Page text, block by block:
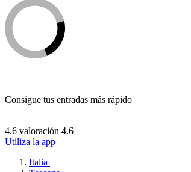
Consigue tus entradas más rápido
4.6 valoración 4.6
Utiliza la app
Italia